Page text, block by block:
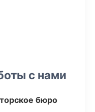
с нами
бюро